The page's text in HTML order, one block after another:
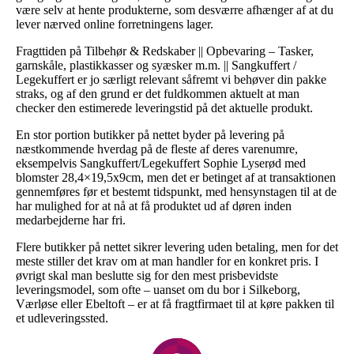
være selv at hente produkterne, som desværre afhænger af at du
lever nærved online forretningens lager.
Fragttiden på Tilbehør & Redskaber || Opbevaring – Tasker,
garnskåle, plastikkasser og syæsker m.m. || Sangkuffert /
Legekuffert er jo særligt relevant såfremt vi behøver din pakke
straks, og af den grund er det fuldkommen aktuelt at man
checker den estimerede leveringstid på det aktuelle produkt.
En stor portion butikker på nettet byder på levering på
næstkommende hverdag på de fleste af deres varenumre,
eksempelvis Sangkuffert/Legekuffert Sophie Lyserød med
blomster 28,4×19,5x9cm, men det er betinget af at transaktionen
gennemføres før et bestemt tidspunkt, med hensynstagen til at de
har mulighed for at nå at få produktet ud af døren inden
medarbejderne har fri.
Flere butikker på nettet sikrer levering uden betaling, men for det
meste stiller det krav om at man handler for en konkret pris. I
øvrigt skal man beslutte sig for den mest prisbevidste
leveringsmodel, som ofte – uanset om du bor i Silkeborg,
Værløse eller Ebeltoft – er at få fragtfirmaet til at køre pakken til
et udleveringssted.